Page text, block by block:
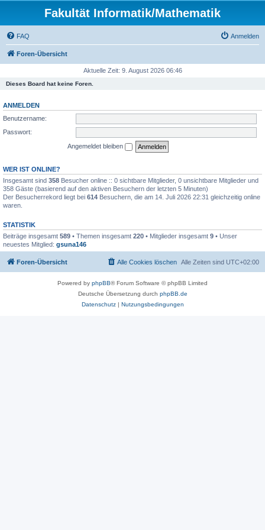
Fakultät Informatik/Mathematik
FAQ Anmelden
Foren-Übersicht
Aktuelle Zeit: 9. August 2026 06:46
Dieses Board hat keine Foren.
ANMELDEN
Benutzername:
Passwort:
Angemeldet bleiben
WER IST ONLINE?
Insgesamt sind 358 Besucher online :: 0 sichtbare Mitglieder, 0 unsichtbare Mitglieder und
358 Gäste (basierend auf den aktiven Besuchern der letzten 5 Minuten)
Der Besucherrekord liegt bei 614 Besuchern, die am 14. Juli 2026 22:31 gleichzeitig online
waren.
STATISTIK
Beiträge insgesamt 589 • Themen insgesamt 220 • Mitglieder insgesamt 9 • Unser
neuestes Mitglied: gsuna146
Foren-Übersicht Alle Zeiten sind UTC+02:00
Alle Cookies löschen
Powered by phpBB® Forum Software © phpBB Limited
Deutsche Übersetzung durch phpBB.de
Datenschutz| Nutzungsbedingungen